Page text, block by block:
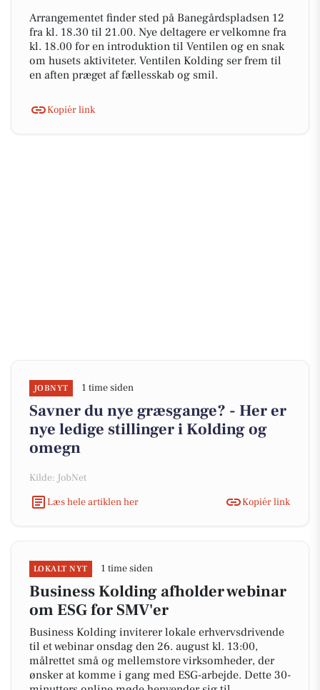
Arrangementet finder sted på Banegårdspladsen 12
fra kl. 18.30 til 21.00. Nye deltagere er velkomne fra
kl. 18.00 for en introduktion til Ventilen og en snak
om husets aktiviteter. Ventilen Kolding ser frem til
en aften præget af fællesskab og smil.
Kopiér link
JOBNYT 1 time siden
Savner du nye græsgange? - Her er
nye ledige stillinger i Kolding og
omegn
Kilde: JobNet
Læs hele artiklen her
Kopiér link
LOKALT NYT 1 time siden
Business Kolding afholder webinar
om ESG for SMV'er
Business Kolding inviterer lokale erhvervsdrivende
til et webinar onsdag den 26. august kl. 13:00,
målrettet små og mellemstore virksomheder, der
ønsker at komme i gang med ESG-arbejde. Dette 30-